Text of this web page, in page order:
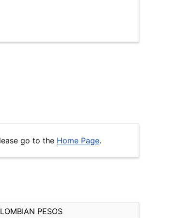
go to the Home Page.
PESOS